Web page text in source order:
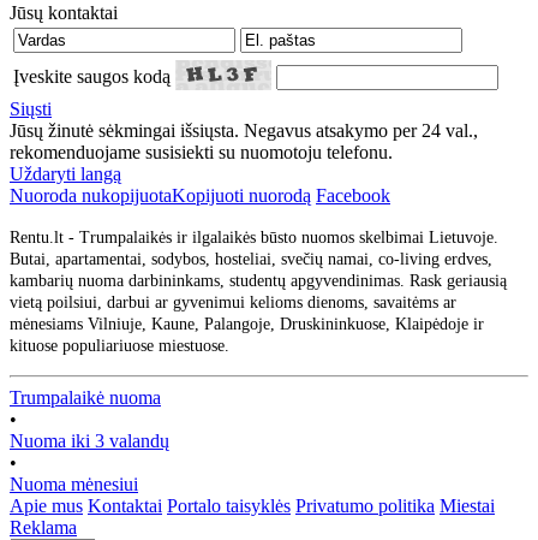
Jūsų kontaktai
Įveskite saugos kodą
Siųsti
Jūsų žinutė sėkmingai išsiųsta. Negavus atsakymo per 24 val.,
rekomenduojame susisiekti su nuomotoju telefonu.
Uždaryti langą
Nuoroda nukopijuotaKopijuoti nuorodą Facebook
Rentu.lt - Trumpalaikės ir ilgalaikės būsto nuomos skelbimai Lietuvoje.
Butai, apartamentai, sodybos, hosteliai, svečių namai, co-living erdves,
kambarių nuoma darbininkams, studentų apgyvendinimas. Rask geriausią
vietą poilsiui, darbui ar gyvenimui kelioms dienoms, savaitėms ar
mėnesiams Vilniuje, Kaune, Palangoje, Druskininkuose, Klaipėdoje ir
kituose populiariuose miestuose.
Trumpalaikė nuoma
•
Nuoma iki 3 valandų
•
Nuoma mėnesiui
Apie mus Kontaktai Portalo taisyklės Privatumo politika Miestai
Reklama